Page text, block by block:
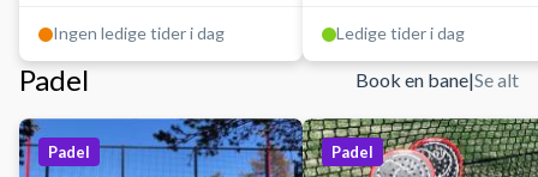
Ingen ledige tider i dag Ledige tider i dag
Padel Book en bane|Se alt
Padel Padel